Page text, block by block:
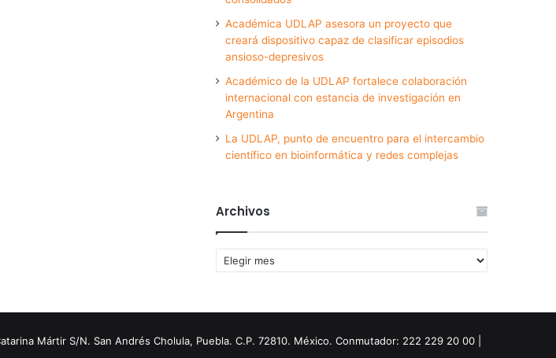
Académica UDLAP asesora un proyecto que
creará dispositivo capaz de clasificar episodios
ansioso-depresivos
Académico de la UDLAP fortalece colaboración
internacional con estancia de investigación en
Argentina
La UDLAP, punto de encuentro para el intercambio
científico en bioinformática y redes complejas
Archivos
Archivos
Mártir S/N. San Andrés Cholula, Puebla. C.P. 72810. México. Conmutador: 222 229 20 00 |